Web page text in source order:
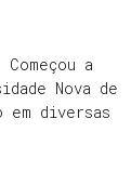
a
Nova de
em diversas